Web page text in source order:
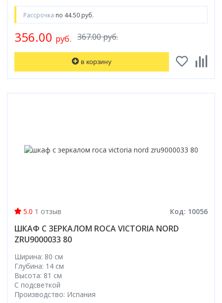
Рассрочка по 44.50 руб.
367.00 руб.
356.00 руб.
в корзину
5.0 1 отзыв Код: 10056
ШКАФ С ЗЕРКАЛОМ ROCA VICTORIA NORD
ZRU9000033 80
Ширина: 80 см
Глубина: 14 см
Высота: 81 см
С подсветкой
Производство: Испания